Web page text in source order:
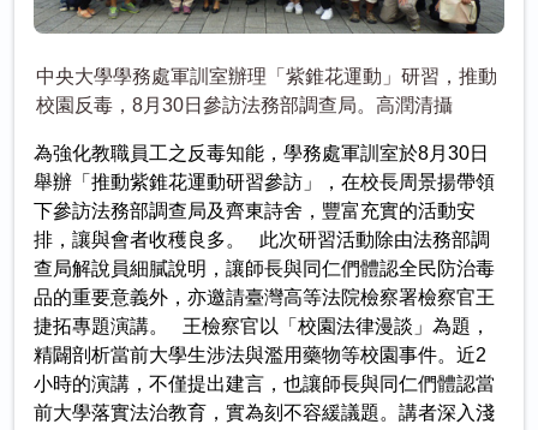
中央大學學務處軍訓室辦理「紫錐花運動」研習，推動
校園反毒，8月30日參訪法務部調查局。高潤清攝
為強化教職員工之反毒知能，學務處軍訓室於8月30日
舉辦「推動紫錐花運動研習參訪」，在校長周景揚帶領
下參訪法務部調查局及齊東詩舍，豐富充實的活動安
排，讓與會者收穫良多。 此次研習活動除由法務部調
查局解說員細膩說明，讓師長與同仁們體認全民防治毒
品的重要意義外，亦邀請臺灣高等法院檢察署檢察官王
捷拓專題演講。 王檢察官以「校園法律漫談」為題，
精闢剖析當前大學生涉法與濫用藥物等校園事件。近2
小時的演講，不僅提出建言，也讓師長與同仁們體認當
前大學落實法治教育，實為刻不容緩議題。講者深入淺